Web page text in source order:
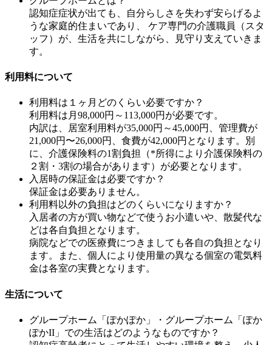
認知症症状が出ても、自分らしさを失わず安らげるよ
うな家庭的住まいであり、 ケア専門の介護職員（スタ
ッフ）が、生活を共にしながら、見守り支えていきま
す。
利用料について
利用料は１ヶ月どのくらい必要ですか？
利用料は月98,000円～113,000円が必要です。
内訳は、居室利用料が35,000円～45,000円、管理費が
21,000円〜26,000円、食費が42,000円となります。別
に、介護保険料の1割負担（*所得により介護保険料の
２割・3割の場合があります）が必要となります。
入居時の保証金は必要ですか？
保証金は必要ありません。
利用料以外の負担はどのくらいになりますか？
入居者の方が買い物などで使うお小遣いや、散髪代な
どは各自負担となります。
病院などでの医療費につきましても各自の負担となり
ます。また、個人により使用量の異なる個室の電気料
金は各室の実費となります。
生活について
グループホーム「ぽかぽか」・グループホーム「ぽか
ぽかII」での生活はどのようなものですか？